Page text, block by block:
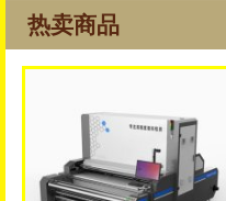
热卖商品